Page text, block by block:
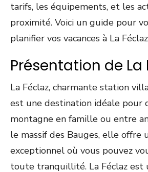
tarifs, les équipements, et les
proximité. Voici un guide pour
planifier vos vacances à La
Présentation de La
La Féclaz, charmante station
est une destination idéale pour
montagne en famille ou entre
le massif des Bauges, elle offre
exceptionnel où vous pouvez
toute tranquillité. La Féclaz est